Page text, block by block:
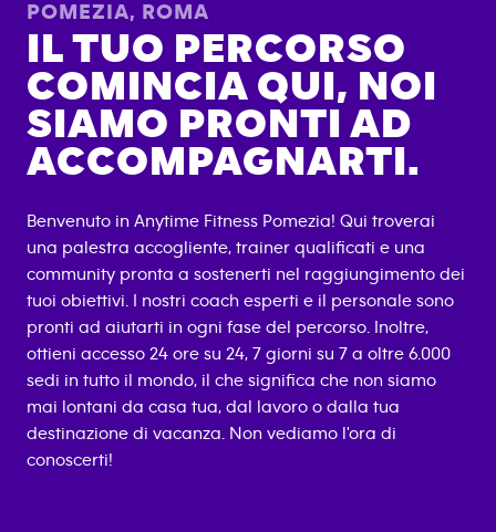
POMEZIA, ROMA
IL TUO PERCORSO
COMINCIA QUI, NOI
SIAMO PRONTI AD
ACCOMPAGNARTI.
Benvenuto in Anytime Fitness Pomezia! Qui troverai
una palestra accogliente, trainer qualificati e una
community pronta a sostenerti nel raggiungimento dei
tuoi obiettivi. I nostri coach esperti e il personale sono
pronti ad aiutarti in ogni fase del percorso. Inoltre,
ottieni accesso 24 ore su 24, 7 giorni su 7 a oltre 6.000
sedi in tutto il mondo, il che significa che non siamo
mai lontani da casa tua, dal lavoro o dalla tua
destinazione di vacanza. Non vediamo l'ora di
conoscerti!